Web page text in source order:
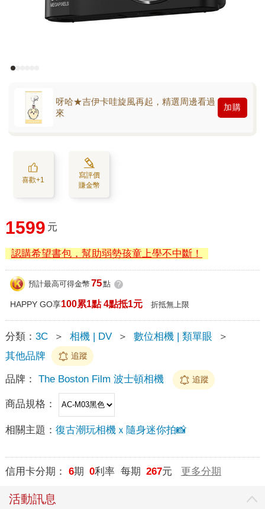
呀哈★吉伊卡哇旋風再起，精選周邊看過
來
加購
喜歡+1
寫評價
賺金幣
1599 元
認購希望書包，幫助弱勢孩童上學不中斷！
預計最高可得金幣 75點 ?
HAPPY GO享100累1點 4點抵1元 折抵無上限
分類： 3C ＞ 相機 | DV ＞ 數位相機 | 類單眼
＞
其他品牌
追蹤
品牌： The Boston Film 波士頓相機 追蹤
商品規格：
相關主題： 復古潮玩相機ｘ隨身迷你拍📸
信用卡分期： 6期 0利率 每期 267元 更多分期
活動訊息